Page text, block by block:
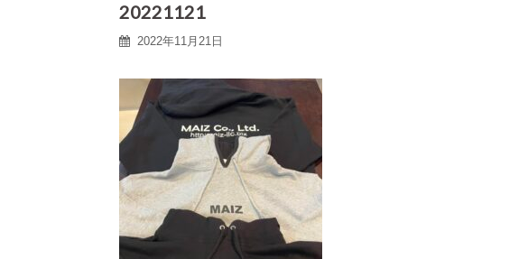
20221121
2022年11月21日